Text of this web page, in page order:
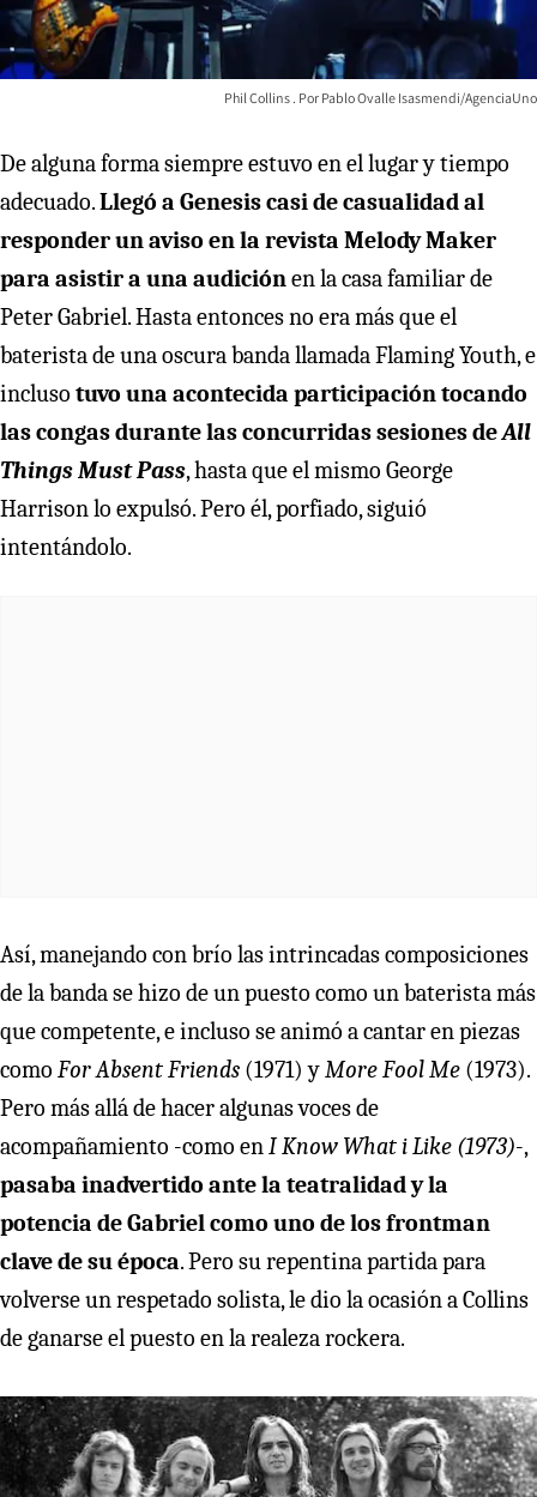
Phil Collins Pablo Ovalle Isasmendi/AgenciaUno
De alguna forma siempre estuvo en el lugar y tiempo
adecuado.Llegó a Genesis casi de casualidad al
responder un aviso en la revista Melody Maker
para asistir a una audiciónen la casa familiar de
Peter Gabriel. Hasta entonces no era más que el
baterista de una oscura banda llamada Flaming Youth, e
incluso tuvo una acontecida participación tocando
las congas durante las concurridas sesiones deAll
Things Must Pass, hasta que el mismo George
Harrison lo expulsó. Pero él, porfiado, siguió
intentándolo.
Así, manejando con brío las intrincadas composiciones
de la banda se hizo de un puesto como un baterista más
que competente, e incluso se animó a cantar en piezas
como For Absent Friends (1971) yMore Fool Me (1973).
Pero más allá de hacer algunas voces de
acompañamiento -como enI Know What i Like (1973)-,
pasaba inadvertido ante la teatralidad y la
potencia de Gabriel como uno de los frontman
clave de su época. Pero su repentina partida para
volverse un respetado solista, le dio la ocasión a Collins
de ganarse el puesto en la realeza rockera.